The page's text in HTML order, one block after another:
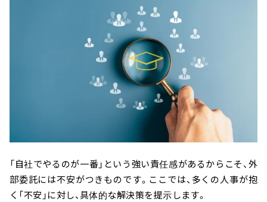
「自社でやるのが一番」という強い責任感があるからこそ、外
部委託には不安がつきものです。ここでは、多くの人事が抱
く「不安」に対し、具体的な解決策を提示します。